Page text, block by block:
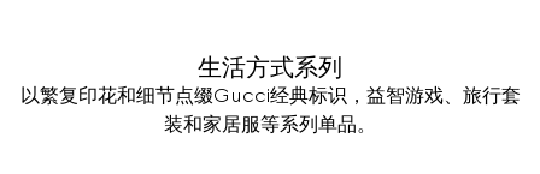
生活方式系列
以繁复印花和细节点缀Gucci经典标识，益智游戏、旅行套
装和家居服等系列单品。